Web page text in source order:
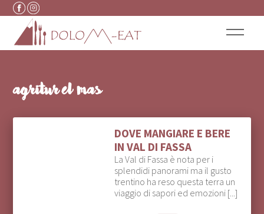
Vai al contenuto
agritur el mas
DOVE MANGIARE E BERE
IN VAL DI FASSA
La Val di Fassa è nota per i
splendidi panorami ma il gusto
trentino ha reso questa terra un
viaggio di sapori ed emozioni [...]